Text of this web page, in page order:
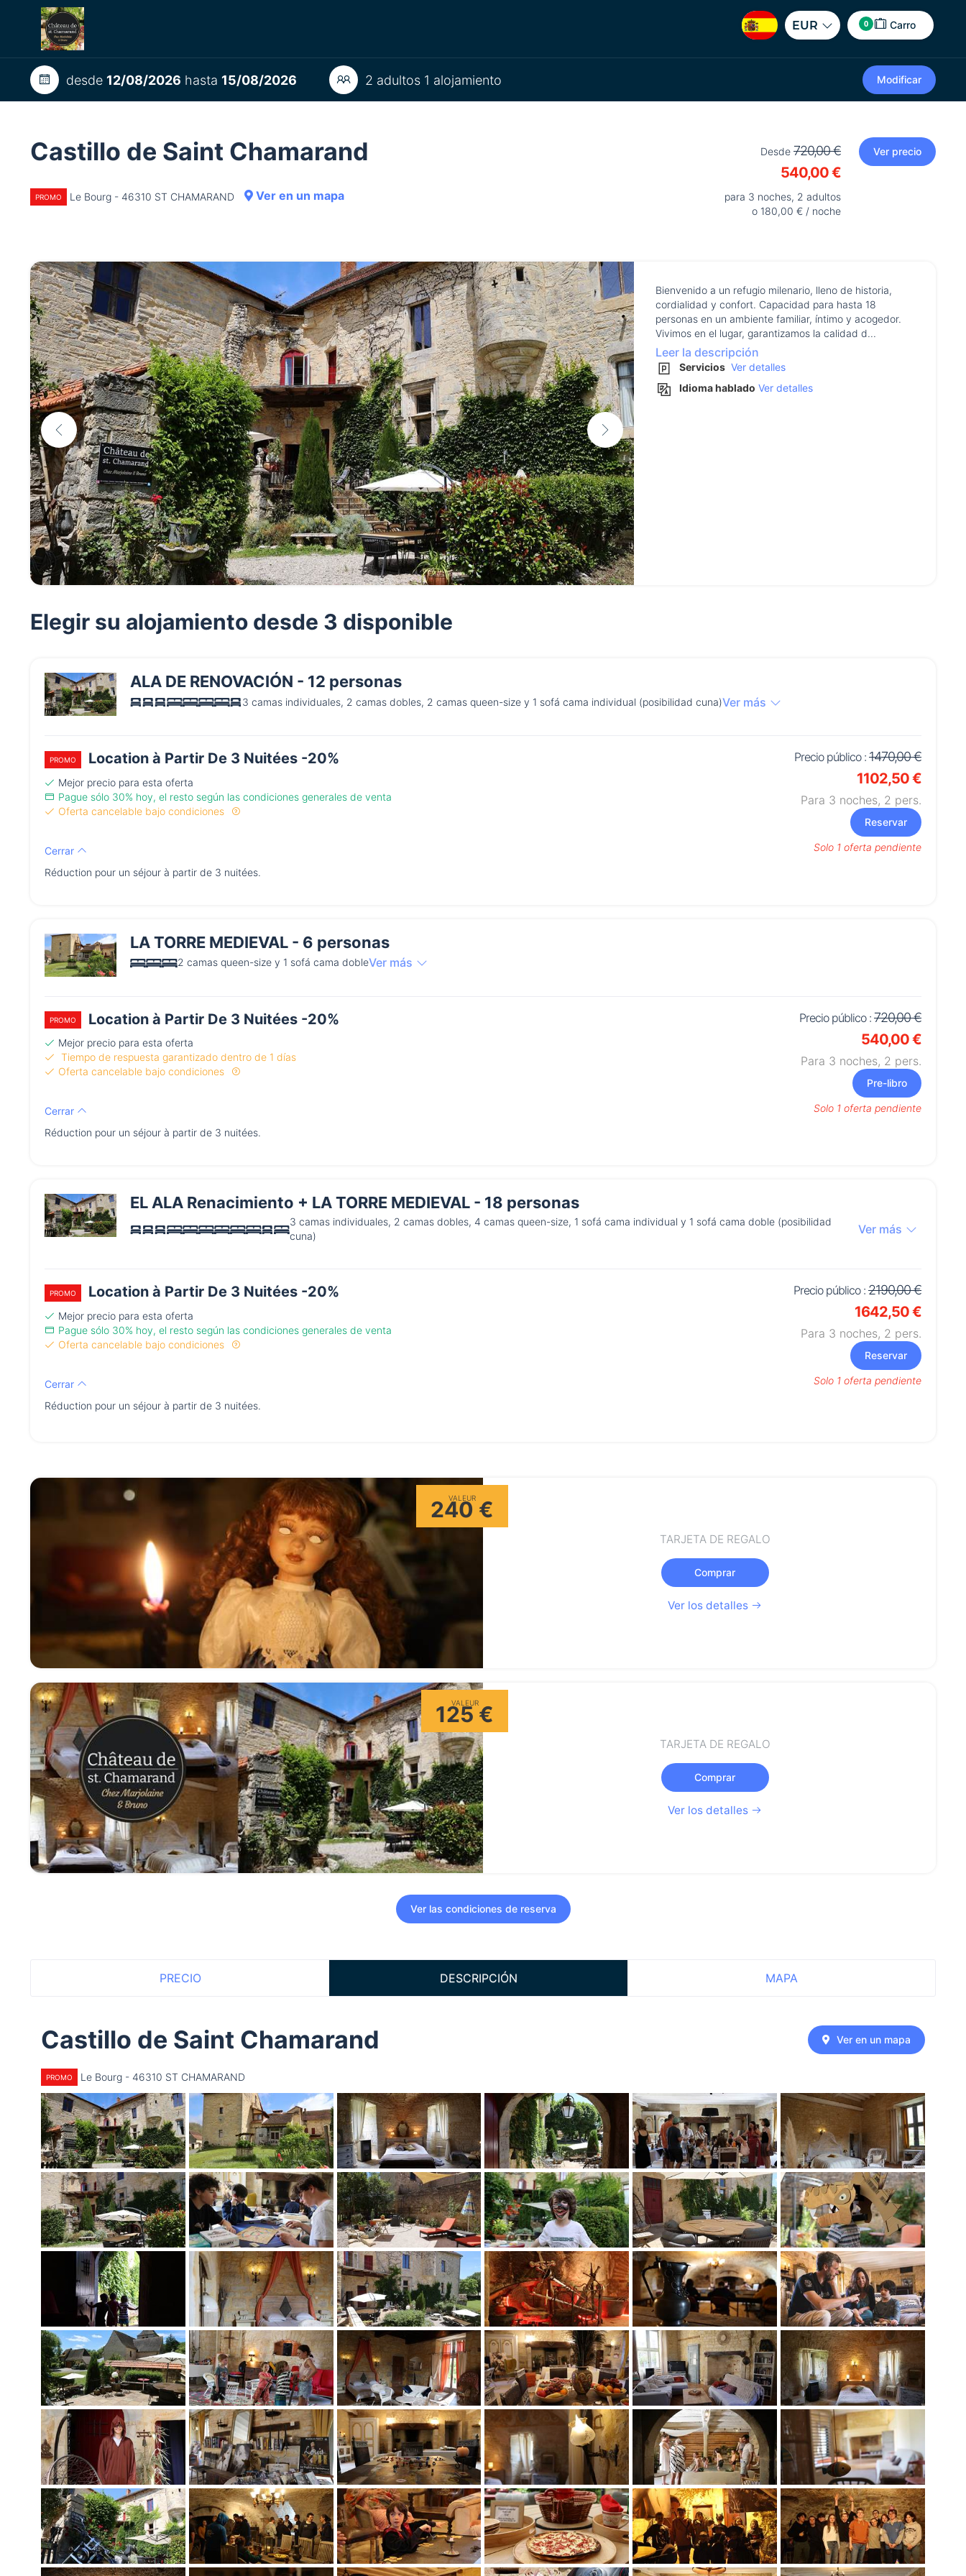
EUR 0 Carro
desde 12/08/2026 hasta 15/08/2026 2 adultos 1 alojamiento Modificar
Castillo de Saint Chamarand
PROMO Le Bourg - 46310 ST CHAMARAND Ver en un mapa
Desde 720,00 €
540,00 €
para 3 noches, 2 adultos
o 180,00 € / noche
Ver precio
Bienvenido a un refugio milenario, lleno de historia,
cordialidad y confort. Capacidad para hasta 18
personas en un ambiente familiar, íntimo y acogedor.
Vivimos en el lugar, garantizamos la calidad d...
Leer la descripción
Servicios Ver detalles
Idioma hablado Ver detalles
Elegir su alojamiento desde 3 disponible
ALA DE RENOVACIÓN - 12 personas
3 camas individuales, 2 camas dobles, 2 camas queen-size y 1 sofá cama individual (posibilidad cuna)Ver más
PROMO Location à Partir De 3 Nuitées -20%
Mejor precio para esta oferta
Pague sólo 30% hoy, el resto según las condiciones generales de venta
Oferta cancelable bajo condiciones
Precio público : 1470,00 €
1102,50 €
Para 3 noches, 2 pers.
Reservar
Solo 1 oferta pendiente
Cerrar
Réduction pour un séjour à partir de 3 nuitées.
LA TORRE MEDIEVAL - 6 personas
2 camas queen-size y 1 sofá cama dobleVer más
PROMO Location à Partir De 3 Nuitées -20%
Mejor precio para esta oferta
Tiempo de respuesta garantizado dentro de 1 días
Oferta cancelable bajo condiciones
Precio público : 720,00 €
540,00 €
Para 3 noches, 2 pers.
Pre-libro
Solo 1 oferta pendiente
Cerrar
Réduction pour un séjour à partir de 3 nuitées.
EL ALA Renacimiento + LA TORRE MEDIEVAL - 18 personas
3 camas individuales, 2 camas dobles, 4 camas queen-size, 1 sofá cama individual y 1 sofá cama doble (posibilidad
cuna)
Ver más
PROMO Location à Partir De 3 Nuitées -20%
Mejor precio para esta oferta
Pague sólo 30% hoy, el resto según las condiciones generales de venta
Oferta cancelable bajo condiciones
Precio público : 2190,00 €
1642,50 €
Para 3 noches, 2 pers.
Reservar
Solo 1 oferta pendiente
Cerrar
Réduction pour un séjour à partir de 3 nuitées.
VALEUR
240 €
TARJETA DE REGALO
Comprar
Ver los detalles
VALEUR
125 €
TARJETA DE REGALO
Comprar
Ver los detalles
Ver las condiciones de reserva
PRECIO DESCRIPCIÓN MAPA
Castillo de Saint Chamarand
PROMO Le Bourg - 46310 ST CHAMARAND
Ver en un mapa